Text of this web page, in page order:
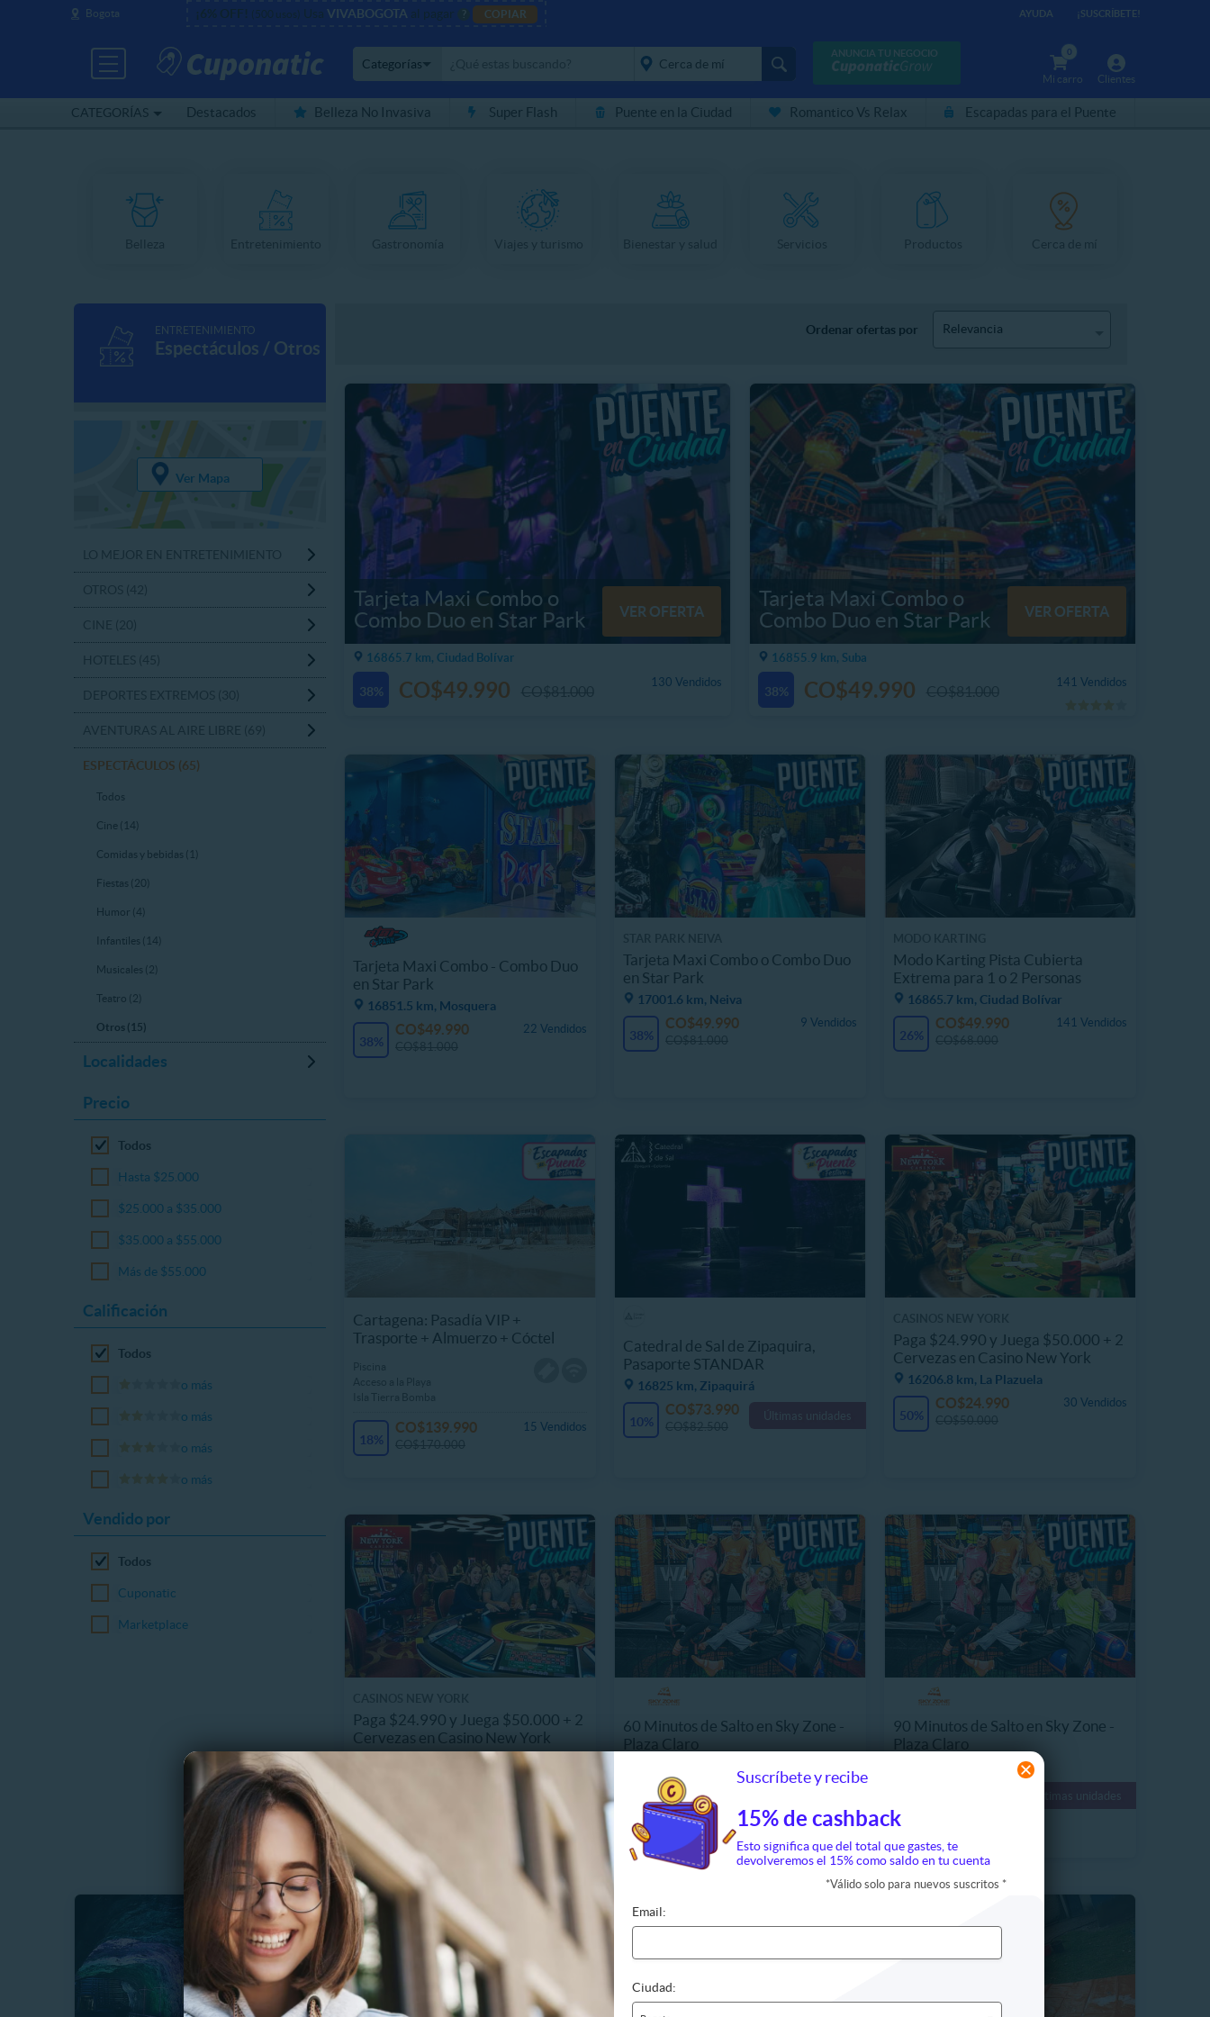
Bogota ¡6% OFF! (500 usos) Usa VIVABOGOTA al pagar COPIAR AYUDA ¡SUSCRÍBETE!
CATEGORÍAS
ANUNCIA TU NEGOCIO
Clientes
Categorías
0
Mi carro
Destacados Belleza No Invasiva Super Flash Puente en la Ciudad Romantico Vs Relax Escapadas para el Puente
Suscríbete y recibe
15% de cashback
Esto significa que del total que gastes, te
devolveremos el 15% como saldo en tu cuenta
*Válido solo para nuevos suscritos *
Email:
Ciudad:
ENTRETENIMIENTO
Espectáculos / Otros
Ver Mapa
ESPECTÁCULOS (65)
Todos
Cine (14)
Comidas y bebidas (1)
Fiestas (20)
Humor (4)
Infantiles (14)
Musicales (2)
Teatro (2)
Otros (15)
Localidades
Precio
Todos
Hasta $25.000
$25.000 a $35.000
$35.000 a $55.000
Más de $55.000
Calificación
Todos
o más
o más
o más
o más
Vendido por
Todos
Cuponatic
Marketplace
Ordenar ofertas por Relevancia
Tarjeta Maxi Combo o
Combo Duo en Star Park
VER OFERTA
16865.7 km, Ciudad Bolívar
38%
130 Vendidos
CO$49.990
Tarjeta Maxi Combo o
Combo Duo en Star Park
VER OFERTA
16855.9 km, Suba
38%
141 Vendidos
CO$49.990
Tarjeta Maxi Combo - Combo Duo
en Star Park
16851.5 km, Mosquera
38%
22 Vendidos
CO$49.990
Tarjeta Maxi Combo o Combo Duo
en Star Park
17001.6 km, Neiva
38%
9 Vendidos
CO$49.990
Modo Karting Pista Cubierta
Extrema para 1 o 2 Personas
16865.7 km, Ciudad Bolívar
26%
141 Vendidos
CO$49.990
Cartagena: Pasadía VIP +
Trasporte + Almuerzo + Cóctel
18%
15 Vendidos
CO$139.990
Catedral de Sal de Zipaquira,
Pasaporte STANDAR
16825 km, Zipaquirá
10% Últimas unidades
CO$73.990
Paga $24.990 y Juega $50.000 + 2
Cervezas en Casino New York
16206.8 km, La Plazuela
50%
30 Vendidos
CO$24.990
Paga $24.990 y Juega $50.000 + 2
Cervezas en Casino New York
16863.1 km, Teusaquillo
50%
60 Minutos de Salto en Sky Zone -
Plaza Claro
55%
CO$39.990
CO$88.900
90 Minutos de Salto en Sky Zone -
Plaza Claro
16861.5 km, Fontibón
Últimas unidades